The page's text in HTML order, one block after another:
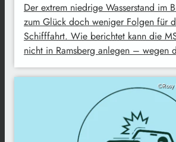
Der extrem niedrige Wasserstand im
zum Glück doch weniger Folgen für
Schifffahrt. Wie berichtet kann die
nicht in Ramsberg anlegen – wegen
©Rosy